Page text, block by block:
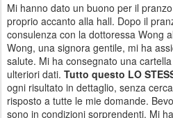
Mi hanno dato un buono per il
proprio accanto alla hall. Dopo il
consulenza con la dottoressa Wong
Wong, una signora gentile, mi ha
salute. Mi ha consegnato una
ulteriori dati. Tutto questo LO
ogni risultato in dettaglio, senza
risposto a tutte le mie domande.
sono in condizioni sorprendenti. Mi